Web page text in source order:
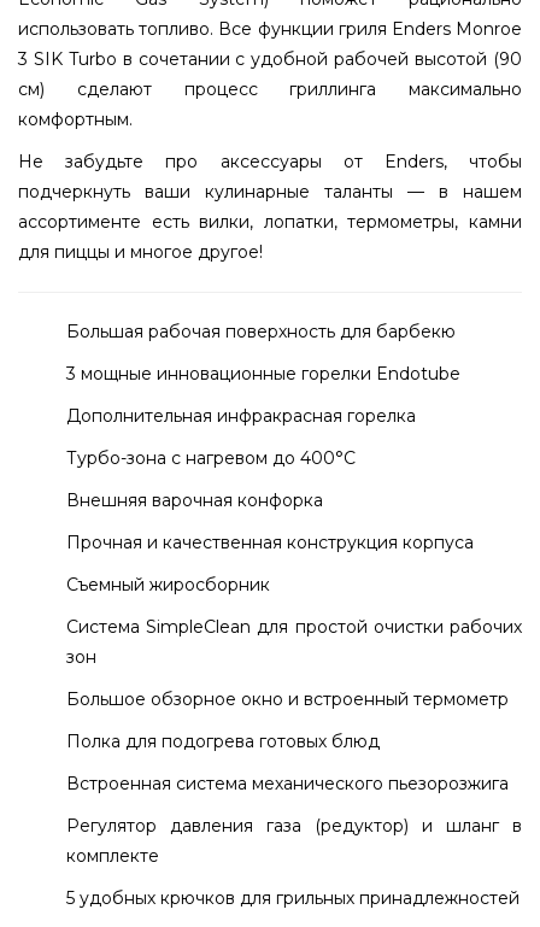
использовать топливо. Все функции гриля Enders Monroe
3 SIK Turbo в сочетании с удобной рабочей высотой (90
см) сделают процесс гриллинга максимально
комфортным.
Не забудьте про аксессуары от Enders, чтобы
подчеркнуть ваши кулинарные таланты — в нашем
ассортименте есть вилки, лопатки, термометры, камни
для пиццы и многое другое!
Большая рабочая поверхность для барбекю
3 мощные инновационные горелки Endotube
Дополнительная инфракрасная горелка
Турбо-зона с нагревом до 400°С
Внешняя варочная конфорка
Прочная и качественная конструкция корпуса
Съемный жиросборник
Система SimpleClean для простой очистки рабочих
зон
Большое обзорное окно и встроенный термометр
Полка для подогрева готовых блюд
Встроенная система механического пьезорозжига
Регулятор давления газа (редуктор) и шланг в
комплекте
5 удобных крючков для грильных принадлежностей